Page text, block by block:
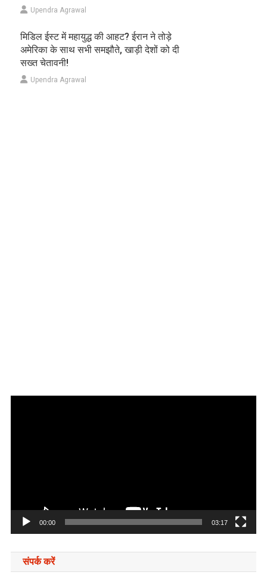
Upendra Agrawal
मिडिल ईस्ट में महायुद्ध की आहट? ईरान ने तोड़े
अमेरिका के साथ सभी समझौते, खाड़ी देशों को दी
सख्त चेतावनी!
Upendra Agrawal
00:00 03:17
संपर्क करें